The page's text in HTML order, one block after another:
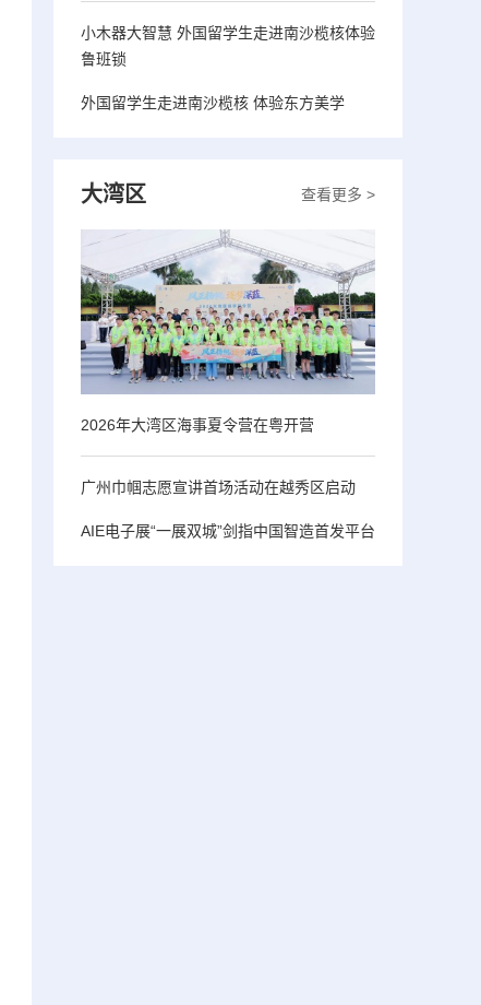
小木器大智慧 外国留学生走进南沙榄核体验
鲁班锁
外国留学生走进南沙榄核 体验东方美学
查看更多 >
大湾区
2026年大湾区海事夏令营在粤开营
广州巾帼志愿宣讲首场活动在越秀区启动
AIE电子展“一展双城”剑指中国智造首发平台